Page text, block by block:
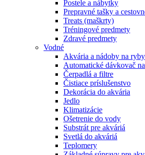
Postele a nábytky
Prepravné tašky a
Treats (maškrty)
Tréningové predmety
Zdravé predmety
Vodné
Akvária a nádoby na ryby
Automatické dávkovač
Čerpadlá a filtre
Čistiace príslušenstvo
Dekorácia do akvária
Jedlo
Klimatizácie
Ošetrenie do vody
Substrát pre akváriá
Svetlá do akváriá
Teplomery